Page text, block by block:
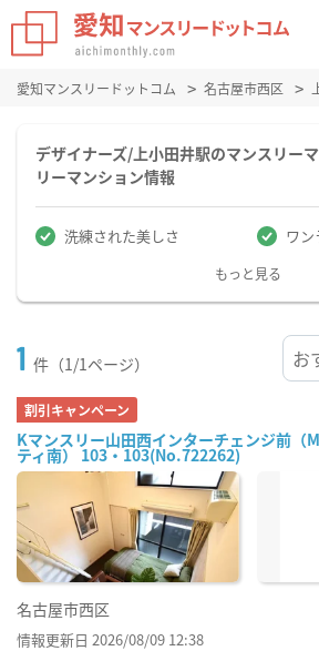
愛知マンスリードットコム 名古屋市西区
デザイナーズ/上小田井駅のマンスリー
リーマンション情報
洗練された美しさ ワ
もっと見る
1 件（1/1ページ）
割引キャンペーン
Kマンスリー山田西インターチェンジ前（
ティ南） 103・103(No.722262)
名古屋市西区
情報更新日 2026/08/09 12:38